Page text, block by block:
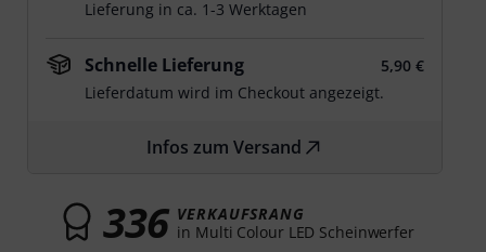
Lieferung in ca. 1-3 Werktagen
Schnelle Lieferung
5,90 €
Lieferdatum wird im Checkout angezeigt.
Infos zum Versand
336 VERKAUFSRANG
in Multi Colour LED Scheinwerfer